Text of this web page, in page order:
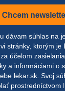
Chcem
dávam súhlas na
stránky, ktorým je
účelom
a informáciami o
lekar.sk. Svoj
prostredníctvom